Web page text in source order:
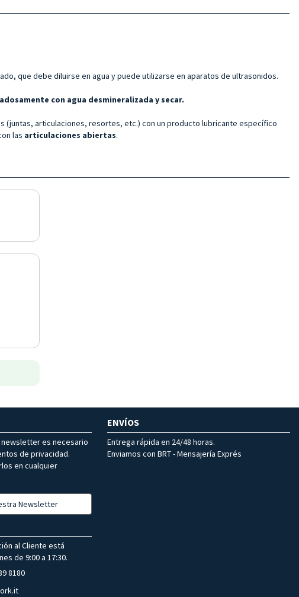
que debe diluirse en agua y puede utilizarse en aparatos de ultrasonidos.
con agua desmineralizada y secar.
articulaciones, resortes, etc.) con un producto lubricante específico
las articulaciones abiertas.
es necesario
de privacidad.
en cualquier
Newsletter
ENVÍOS
Entrega rápida en 24/48 horas.
Enviamos con BRT - Mensajería Exprés
al Cliente está
de 9:00 a 17:30.
8180